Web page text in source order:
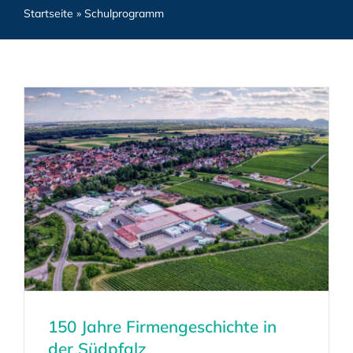
Startseite » Schulprogramm
150 Jahre Firmengeschichte in
der Südpfalz